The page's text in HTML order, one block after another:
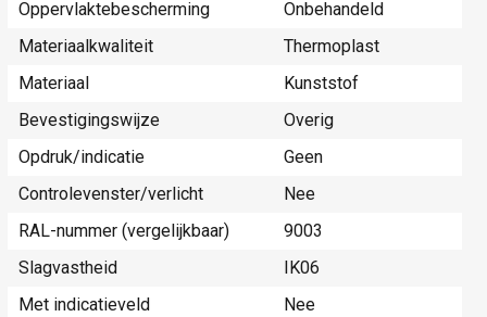
Oppervlaktebescherming
Onbehandeld
Materiaalkwaliteit
Thermoplast
Materiaal
Kunststof
Bevestigingswijze
Overig
Opdruk/indicatie
Geen
Controlevenster/verlicht
Nee
RAL-nummer (vergelijkbaar)
9003
Slagvastheid
IK06
Met indicatieveld
Nee